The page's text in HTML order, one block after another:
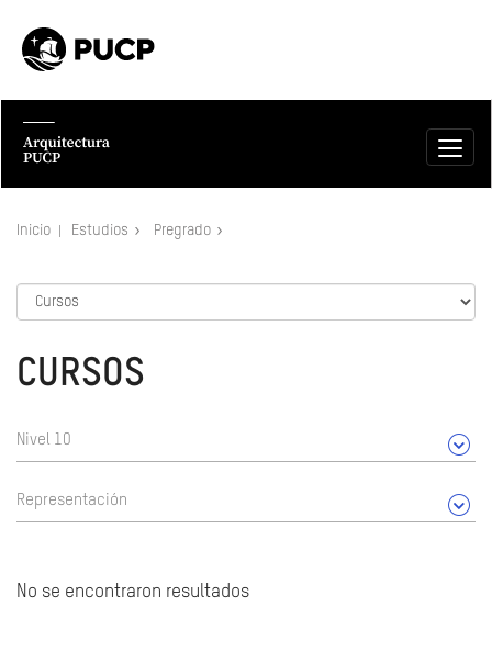
Inicio Estudios Pregrado
CURSOS
Nivel 10
Representación
No se encontraron resultados